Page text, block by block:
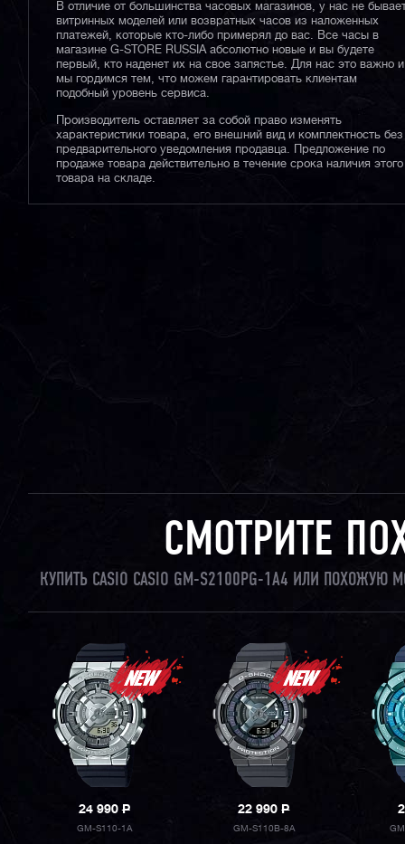
В отличие от большинства часовых магазинов, у нас не
витринных моделей или возвратных часов из наложенных
платежей, которые кто-либо примерял до вас. Все часы в
магазине G-STORE RUSSIA абсолютно новые и вы будете
первый, кто наденет их на свое запястье. Для нас это важно и
мы гордимся тем, что можем гарантировать клиентам
подобный уровень сервиса.
Производитель оставляет за собой право изменять
характеристики товара, его внешний вид и комплектность без
предварительного уведомления продавца. Предложение по
продаже товара действительно в течение срока наличия этого
товара на складе.
СМОТРИТЕ
КУПИТЬ CASIO CASIO GM-S2100PG-1A4 ИЛИ
24 990P
GM-S110-1A
22 990P
GM-S110B-8A